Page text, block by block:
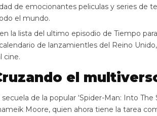
de emocionantes peliculas y series de
el mundo.
la lista del ultimo episodio de Tiempo
de lanzamientles del Reino
cine.
el
de la popular ‘Spider-Man: Into The
Moore, quien ahora tiene la tarea